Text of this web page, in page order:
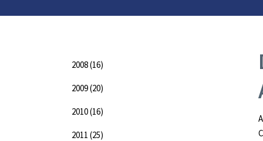
2008(16)
2009(20)
2010(16)
2011 (25)